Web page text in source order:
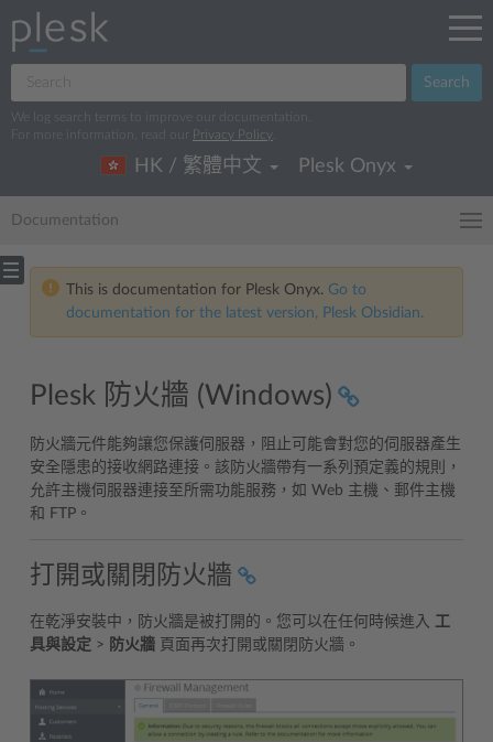
Search
We log search terms to improve our documentation.
For more information, read our
Privacy Policy
HK / 繁體中文 Plesk Onyx
Documentation
This is documentation for Plesk Onyx. Go to
documentation for the latest version, Plesk Obsidian.
Plesk 防火牆 (Windows)
防火牆元件能夠讓您保護伺服器，阻止可能會對您的伺服器產生
安全隱患的接收網路連接。該防火牆帶有一系列預定義的規則，
允許主機伺服器連接至所需功能服務，如 Web 主機、郵件主機
和 FTP。
打開或關閉防火牆
在乾淨安裝中，防火牆是被打開的。您可以在任何時候進入 工
具與設定 > 防火牆 頁面再次打開或關閉防火牆。